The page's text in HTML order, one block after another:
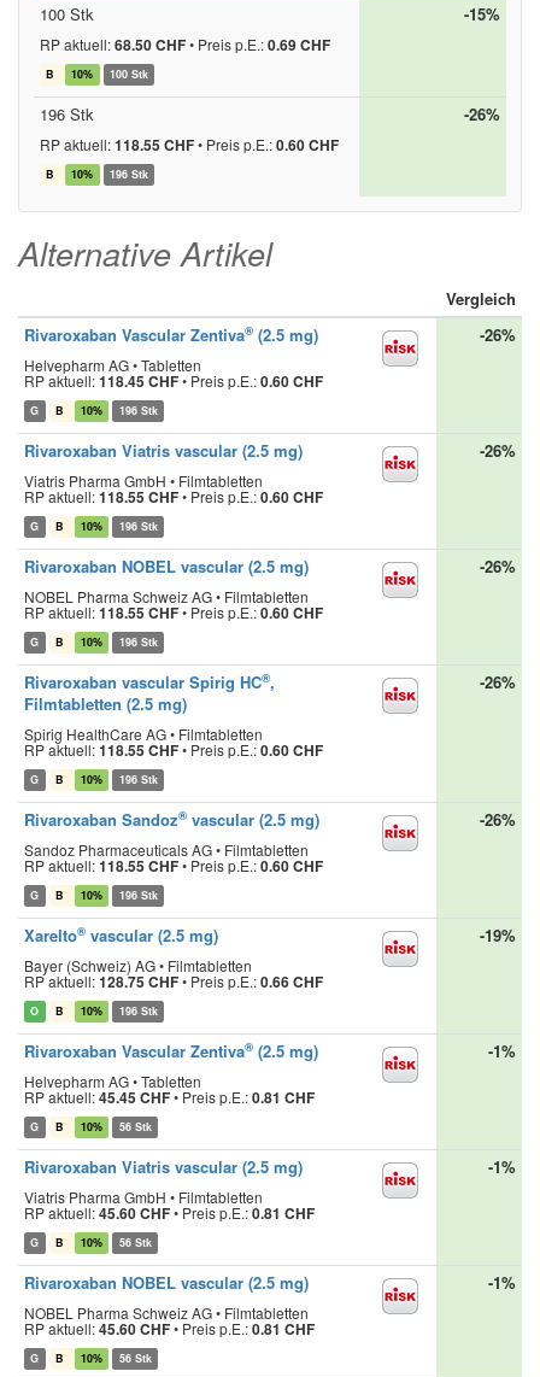
100 Stk
RP aktuell:68.50 CHF• Preis p.E.:0.69 CHF
B 10% 100 Stk
-15%
196 Stk
RP aktuell:118.55 CHF• Preis p.E.:0.60 CHF
B 10% 196 Stk
-26%
Alternative Artikel
Vergleich
Rivaroxaban Vascular Zentiva® (2.5 mg)
Helvepharm AG • Tabletten
RP aktuell:118.45 CHF• Preis p.E.:0.60 CHF
G B 10% 196 Stk
-26%
Rivaroxaban Viatris vascular (2.5 mg)
Viatris Pharma GmbH • Filmtabletten
RP aktuell:118.55 CHF• Preis p.E.:0.60 CHF
G B 10% 196 Stk
-26%
Rivaroxaban NOBEL vascular (2.5 mg)
NOBEL Pharma Schweiz AG • Filmtabletten
RP aktuell:118.55 CHF• Preis p.E.:0.60 CHF
G B 10% 196 Stk
-26%
Rivaroxaban vascular Spirig HC®,
Filmtabletten (2.5 mg)
Spirig HealthCare AG • Filmtabletten
RP aktuell:118.55 CHF• Preis p.E.:0.60 CHF
G B 10% 196 Stk
-26%
Rivaroxaban Sandoz® vascular (2.5 mg)
Sandoz Pharmaceuticals AG • Filmtabletten
RP aktuell:118.55 CHF• Preis p.E.:0.60 CHF
G B 10% 196 Stk
-26%
Xarelto® vascular (2.5 mg)
Bayer (Schweiz) AG • Filmtabletten
RP aktuell:128.75 CHF• Preis p.E.:0.66 CHF
O B 10% 196 Stk
-19%
Rivaroxaban Vascular Zentiva® (2.5 mg)
Helvepharm AG • Tabletten
RP aktuell:45.45 CHF• Preis p.E.:0.81 CHF
G B 10% 56 Stk
-1%
Rivaroxaban Viatris vascular (2.5 mg)
Viatris Pharma GmbH • Filmtabletten
RP aktuell:45.60 CHF• Preis p.E.:0.81 CHF
G B 10% 56 Stk
-1%
Rivaroxaban NOBEL vascular (2.5 mg)
NOBEL Pharma Schweiz AG • Filmtabletten
RP aktuell:45.60 CHF• Preis p.E.:0.81 CHF
G B 10% 56 Stk
-1%